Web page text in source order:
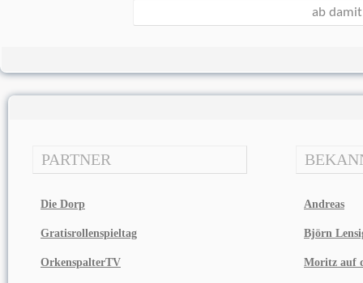
PARTNER
Die Dorp
Gratisrollenspieltag
OrkenspalterTV
Andreas
Björn
Moritz auf